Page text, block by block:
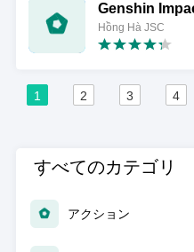
Genshin
Hồng Hà JSC
1 2 3 4
すべてのカテゴリ
アクション